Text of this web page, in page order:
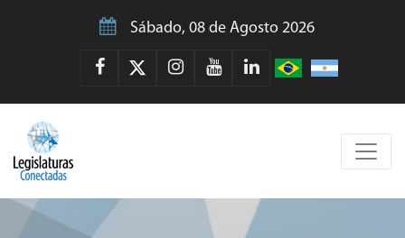
Sábado, 08 de Agosto 2026